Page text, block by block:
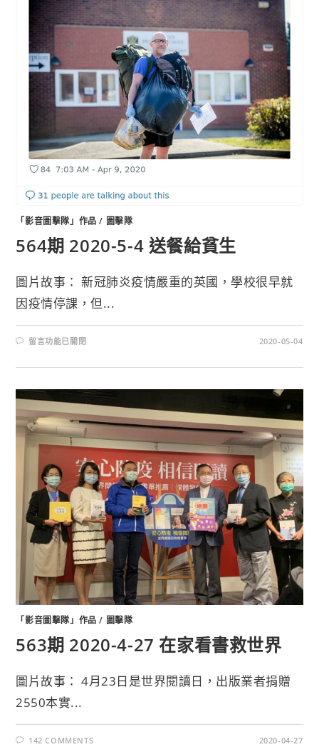
「影音圖擊隊」作品 / 圖擊隊
564期 2020-5-4 送餐給貧生
圖片故事： 新冠肺炎疫情嚴重的英國，學校很早就
因疫情停課，但...
留言功能已關閉 2020-05-04
「影音圖擊隊」作品 / 圖擊隊
563期 2020-4-27 在家看書救世界
圖片故事： 4月23日是世界閱讀日，出版業者捐贈
2550本實...
142 COMMENTS 2020-04-27